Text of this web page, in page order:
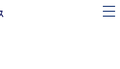
toggle
navigation